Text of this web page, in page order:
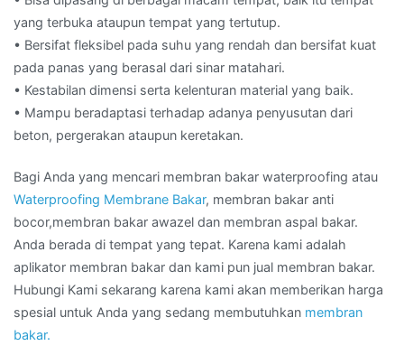
yang terbuka ataupun tempat yang tertutup.
• Bersifat fleksibel pada suhu yang rendah dan bersifat kuat
pada panas yang berasal dari sinar matahari.
• Kestabilan dimensi serta kelenturan material yang baik.
• Mampu beradaptasi terhadap adanya penyusutan dari
beton, pergerakan ataupun keretakan.
Bagi Anda yang mencari membran bakar waterproofing atau
Waterproofing Membrane Bakar, membran bakar anti
bocor,membran bakar awazel dan membran aspal bakar.
Anda berada di tempat yang tepat. Karena kami adalah
aplikator membran bakar dan kami pun jual membran bakar.
Hubungi Kami sekarang karena kami akan memberikan harga
spesial untuk Anda yang sedang membutuhkan membran
bakar.